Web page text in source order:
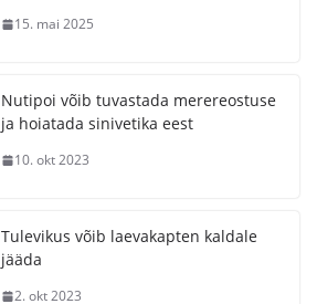
15. mai 2025
Nutipoi võib tuvastada merereostuse
ja hoiatada sinivetika eest
10. okt 2023
Tulevikus võib laevakapten kaldale
jääda
2. okt 2023